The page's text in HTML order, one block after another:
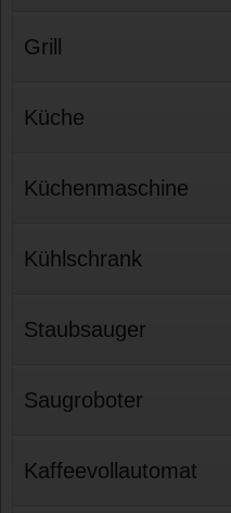
Grill
Küche
Küchenmaschine
Kühlschrank
Staubsauger
Saugroboter
Kaffeevollautomat